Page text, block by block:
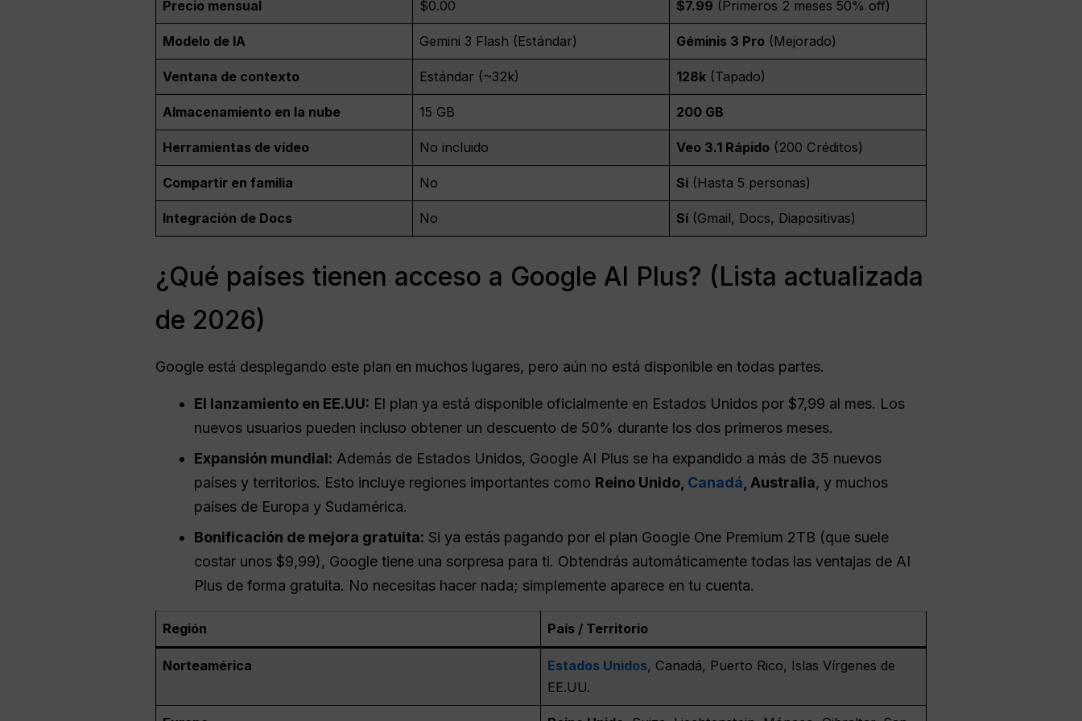
Precio mensual $0.00 $7.99 (Primeros 2 meses 50% off)
Modelo de IA Gemini 3 Flash (Estándar) Géminis 3 Pro (Mejorado)
Ventana de contexto Estándar (~32k) 128k (Tapado)
Almacenamiento en la nube 15 GB 200 GB
Herramientas de vídeo No incluido Veo 3.1 Rápido (200 Créditos)
Compartir en familia No Sí (Hasta 5 personas)
Integración de Docs No Sí (Gmail, Docs, Diapositivas)
¿Qué países tienen acceso a Google AI Plus? (Lista actualizada
de 2026)
Google está desplegando este plan en muchos lugares, pero aún no está disponible en todas partes.
El lanzamiento en EE.UU: El plan ya está disponible oficialmente en Estados Unidos por $7,99 al mes. Los
nuevos usuarios pueden incluso obtener un descuento de 50% durante los dos primeros meses.
Expansión mundial: Además de Estados Unidos, Google AI Plus se ha expandido a más de 35 nuevos
países y territorios. Esto incluye regiones importantes como Reino Unido, Canadá , Australia, y muchos
países de Europa y Sudamérica.
Bonificación de mejora gratuita: Si ya estás pagando por el plan Google One Premium 2TB (que suele
costar unos $9,99), Google tiene una sorpresa para ti. Obtendrás automáticamente todas las ventajas de AI
Plus de forma gratuita. No necesitas hacer nada; simplemente aparece en tu cuenta.
Región País / Territorio
Norteamérica Estados Unidos, Canadá, Puerto Rico, Islas Vírgenes de
EE.UU.